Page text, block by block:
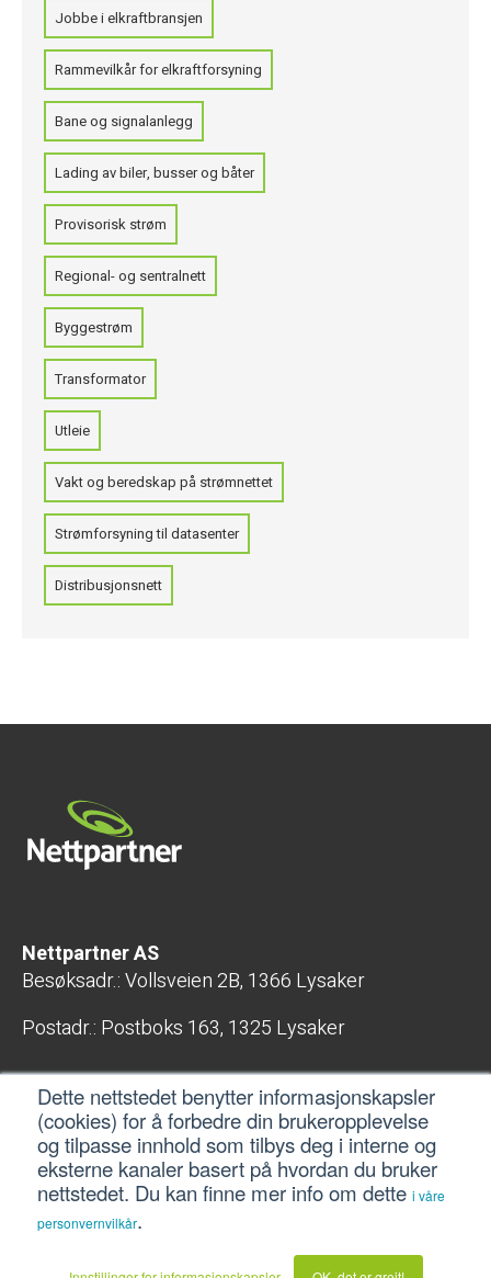
Dette nettstedet benytter informasjonskapsler
(cookies) for å forbedre din brukeropplevelse
og tilpasse innhold som tilbys deg i interne og
eksterne kanaler basert på hvordan du bruker
nettstedet. Du kan finne mer info om dette i våre
personvernvilkår.
Jobbe i elkraftbransjen
Rammevilkår for elkraftforsyning
Bane og signalanlegg
Lading av biler, busser og båter
Provisorisk strøm
Regional- og sentralnett
Byggestrøm
Transformator
Utleie
Vakt og beredskap på strømnettet
Strømforsyning til datasenter
Distribusjonsnett
Nettpartner AS
Besøksadr.: Vollsveien 2B, 1366 Lysaker
Postadr.: Postboks 163, 1325 Lysaker
E-post: post@nettpartner.no
Telefon: 400 04 800
Org.nr.: 998 407 567 MVA
Gå til nettpartner.no